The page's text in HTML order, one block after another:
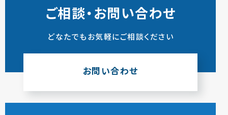
ご相談・お問い合わせ
どなたでもお気軽にご相談ください
お問い合わせ